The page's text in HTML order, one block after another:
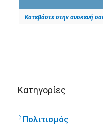
Κατεβάστε στην συσκευή
Kατηγορίες
Πολιτισμός